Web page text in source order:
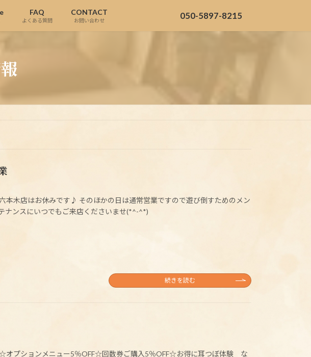
FAQ
よくある質問
CONTACT
お問い合わせ 050-5897-8215
本木店はお休みです♪ そのほかの日は通常営業ですので遊び倒すためのメン
ナンスにいつでもご来店くださいませ(*^-^*)
続きを読む
オプションメニュー5％OFF☆回数券ご購入5％OFF☆お得に耳つぼ体験 な